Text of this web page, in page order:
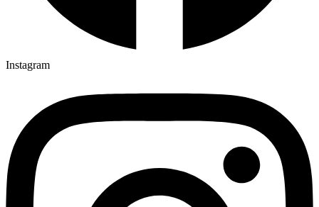
Instagram